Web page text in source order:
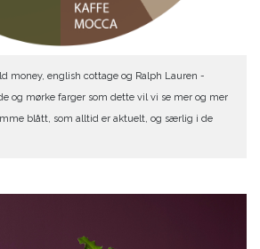
money, english cottage og Ralph Lauren -
og mørke farger som dette vil vi se mer og mer
blått, som alltid er aktuelt, og særlig i de